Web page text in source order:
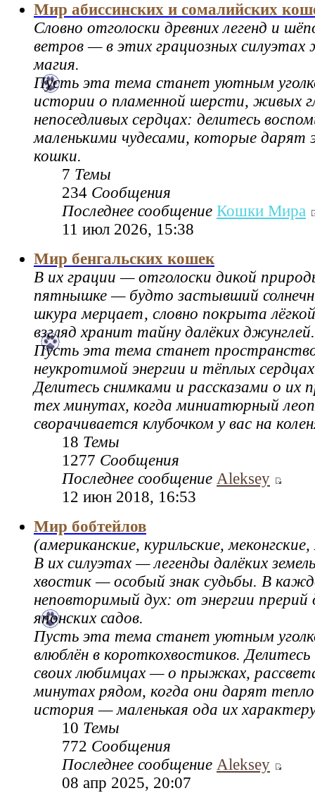
Мир абиссинских и сомалийских
Словно отголоски древних легенд и
ветров — в этих грациозных силуэтах
магия.
Пусть эта тема станет уютным
истории о пламенной шерсти, живых
непоседливых сердцах: делитесь
маленькими чудесами, которые дарят
кошки.
7 Темы
234 Сообщения
Последнее сообщение Кошки Мира
11 июл 2026, 15:38
Мир бенгальских кошек
В их грации — отголоски дикой
пятнышке — будто застывший
шкура мерцает, словно покрыта
взгляд хранит тайну далёких джунглей.
Пусть эта тема станет
неукротимой энергии и тёплых сердцах
Делитесь снимками и рассказами о их
тех минутах, когда миниатюрный
сворачивается клубочком у вас на
18 Темы
1277 Сообщения
Последнее сообщение Aleksey
12 июн 2018, 16:53
Мир бобтейлов
(американские, курильские,
В их силуэтах — легенды далёких
хвостик — особый знак судьбы. В
неповторимый дух: от энергии
японских садов.
Пусть эта тема станет уютным
влюблён в короткохвостиков.
своих любимцах — о прыжках,
минутах рядом, когда они дарят
история — маленькая ода их
10 Темы
772 Сообщения
Последнее сообщение Aleksey
08 апр 2025, 20:07